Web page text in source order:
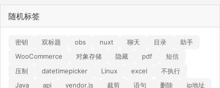
随机标签
密钥 双标题 obs nuxt 聊天 目录
助手
WooCommerce
对象存储 隐藏 pdf
短信
压制
datetimepicker Linux excel
不执行
Java
api vendor.js 裁剪 语句 删除 ip地址